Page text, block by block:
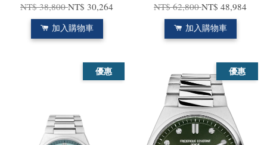
NT$ 38,800NT$ 30,264
加入購物車
NT$ 62,800NT$ 48,984
加入購物車
優惠 優惠